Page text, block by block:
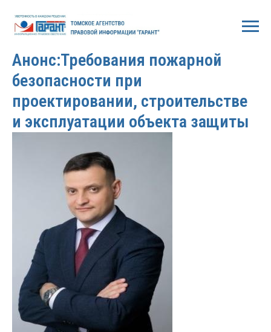
Анонс:Требования пожарной
безопасности при
проектировании, строительстве
и эксплуатации объекта защиты